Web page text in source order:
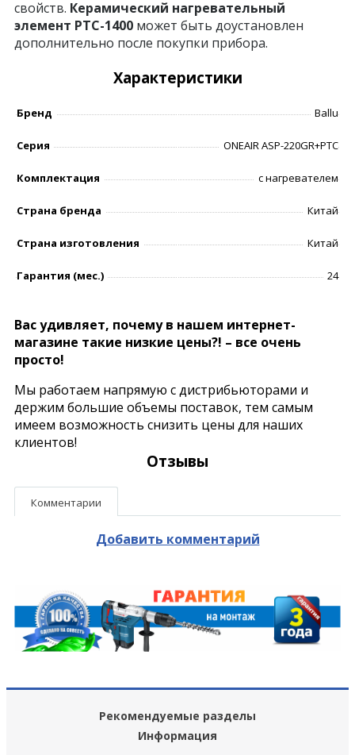
свойств. Керамический нагревательный
элемент РТС-1400 может быть доустановлен
дополнительно после покупки прибора.
Характеристики
Бренд Ballu
Серия ONEAIR ASP-220GR+РТС
Комплектация с нагревателем
Страна бренда Китай
Страна изготовления Китай
Гарантия (мес.) 24
Вас удивляет, почему в нашем интернет-
магазине такие низкие цены?! – все очень
просто!
Мы работаем напрямую с дистрибьюторами и
держим большие объемы поставок, тем самым
имеем возможность снизить цены для наших
клиентов!
Отзывы
Комментарии
Добавить комментарий
Рекомендуемые разделы
Информация